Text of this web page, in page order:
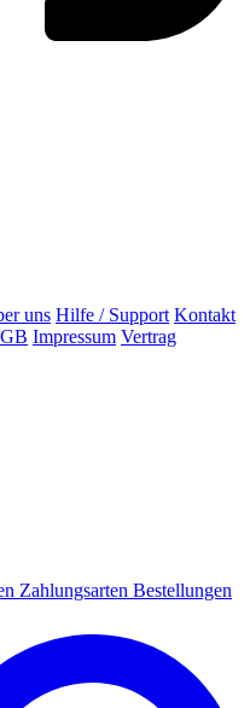
uns Hilfe / Support Kontakt
Impressum Vertrag
Zahlungsarten Bestellungen